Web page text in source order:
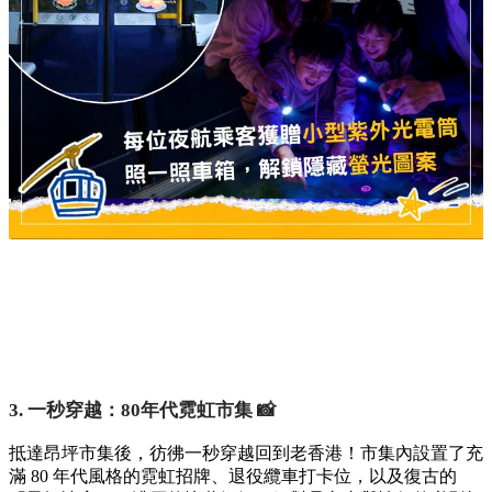
3. 一秒穿越：80年代霓虹市集 📸
抵達昂坪市集後，彷彿一秒穿越回到老香港！市集內設置了充
滿 80 年代風格的霓虹招牌、退役纜車打卡位，以及復古的